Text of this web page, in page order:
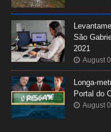
São
2021
August
Longa-
Portal do
August